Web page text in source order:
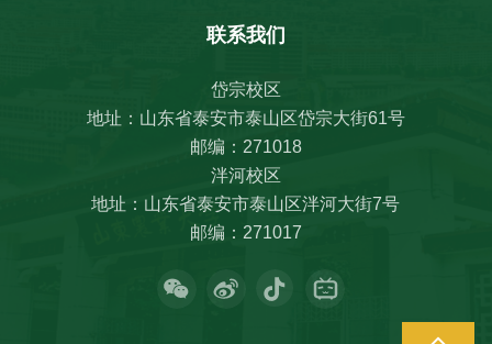
联系我们
岱宗校区
地址：山东省泰安市泰山区岱宗大街61号
邮编：271018
泮河校区
地址：山东省泰安市泰山区泮河大街7号
邮编：271017